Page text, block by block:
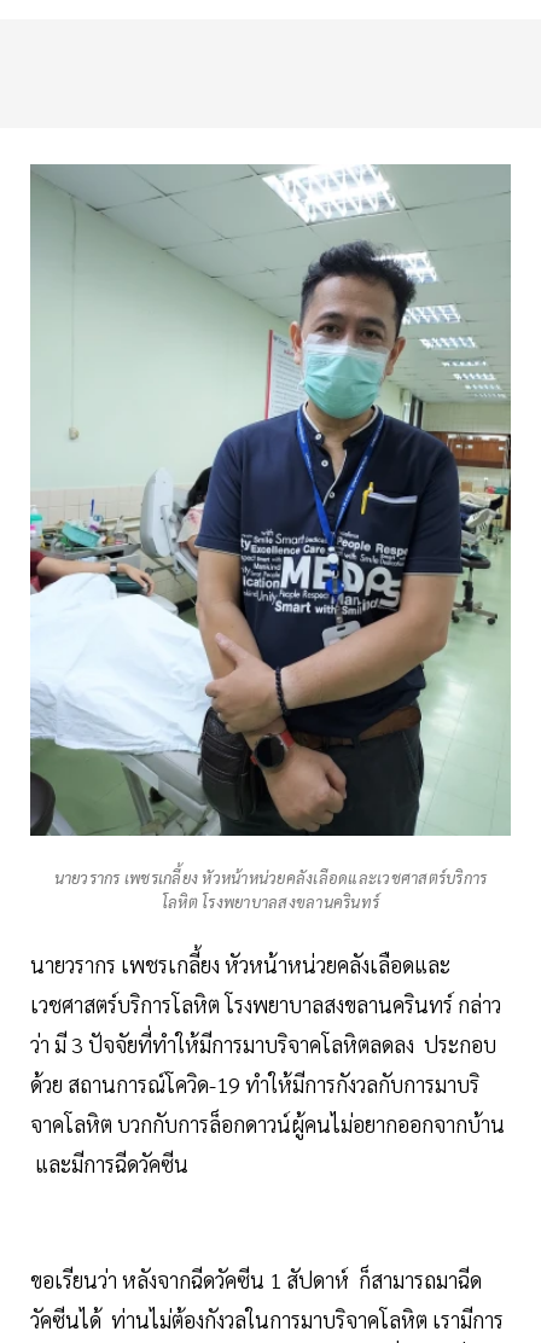
นายวรากร เพชรเกลี้ยง หัวหน้าหน่วยคลังเลือดและเวชศาสตร์บริการ
โลหิต โรงพยาบาลสงขลานครินทร์
นายวรากร เพชรเกลี้ยง หัวหน้าหน่วยคลังเลือดและ
เวชศาสตร์บริการโลหิต โรงพยาบาลสงขลานครินทร์ กล่าว
ว่า มี 3 ปัจจัยที่ทำให้มีการมาบริจาคโลหิตลดลง ประกอบ
ด้วย สถานการณ์โควิด-19 ทำให้มีการกังวลกับการมาบริ
จาคโลหิต บวกกับการล็อกดาวน์ผู้คนไม่อยากออกจากบ้าน
และมีการฉีดวัคซีน
ขอเรียนว่า หลังจากฉีดวัคซีน 1 สัปดาห์ ก็สามารถมาฉีด
วัคซีนได้ ท่านไม่ต้องกังวลในการมาบริจาคโลหิต เรามีการ